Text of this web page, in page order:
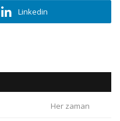
Linkedin
Her zaman